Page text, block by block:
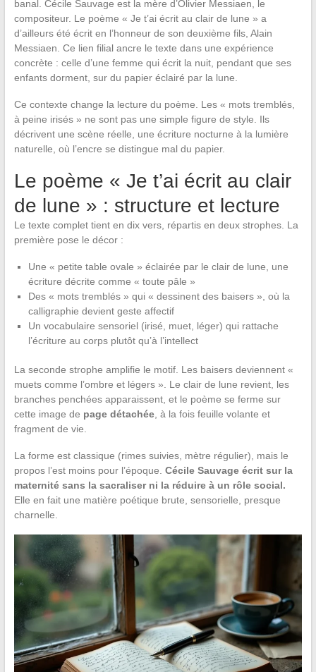
banal. Cécile Sauvage est la mère d’Olivier Messiaen, le
compositeur. Le poème « Je t’ai écrit au clair de lune » a
d’ailleurs été écrit en l’honneur de son deuxième fils, Alain
Messiaen. Ce lien filial ancre le texte dans une expérience
concrète : celle d’une femme qui écrit la nuit, pendant que ses
enfants dorment, sur du papier éclairé par la lune.
Ce contexte change la lecture du poème. Les « mots tremblés,
à peine irisés » ne sont pas une simple figure de style. Ils
décrivent une scène réelle, une écriture nocturne à la lumière
naturelle, où l’encre se distingue mal du papier.
Le poème « Je t’ai écrit au clair
de lune » : structure et lecture
Le texte complet tient en dix vers, répartis en deux strophes. La
première pose le décor :
Une « petite table ovale » éclairée par le clair de lune, une
écriture décrite comme « toute pâle »
Des « mots tremblés » qui « dessinent des baisers », où la
calligraphie devient geste affectif
Un vocabulaire sensoriel (irisé, muet, léger) qui rattache
l’écriture au corps plutôt qu’à l’intellect
La seconde strophe amplifie le motif. Les baisers deviennent «
muets comme l’ombre et légers ». Le clair de lune revient, les
branches penchées apparaissent, et le poème se ferme sur
cette image de page détachée, à la fois feuille volante et
fragment de vie.
La forme est classique (rimes suivies, mètre régulier), mais le
propos l’est moins pour l’époque. Cécile Sauvage écrit sur la
maternité sans la sacraliser ni la réduire à un rôle social.
Elle en fait une matière poétique brute, sensorielle, presque
charnelle.